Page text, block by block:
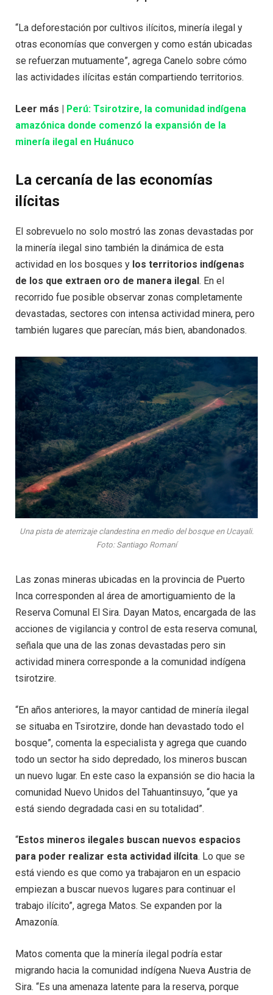
“La deforestación por cultivos ilícitos, minería ilegal y
otras economías que convergen y como están ubicadas
se refuerzan mutuamente”, agrega Canelo sobre cómo
las actividades ilícitas están compartiendo territorios.
Leer más | Perú: Tsirotzire, la comunidad indígena
amazónica donde comenzó la expansión de la
minería ilegal en Huánuco
La cercanía de las economías
ilícitas
El sobrevuelo no solo mostró las zonas devastadas por
la minería ilegal sino también la dinámica de esta
actividad en los bosques y los territorios indígenas
de los que extraen oro de manera ilegal. En el
recorrido fue posible observar zonas completamente
devastadas, sectores con intensa actividad minera, pero
también lugares que parecían, más bien, abandonados.
Una pista de aterrizaje clandestina en medio del bosque en Ucayali.
Foto: Santiago Romaní
Las zonas mineras ubicadas en la provincia de Puerto
Inca corresponden al área de amortiguamiento de la
Reserva Comunal El Sira. Dayan Matos, encargada de las
acciones de vigilancia y control de esta reserva comunal,
señala que una de las zonas devastadas pero sin
actividad minera corresponde a la comunidad indígena
tsirotzire.
“En años anteriores, la mayor cantidad de minería ilegal
se situaba en Tsirotzire, donde han devastado todo el
bosque”, comenta la especialista y agrega que cuando
todo un sector ha sido depredado, los mineros buscan
un nuevo lugar. En este caso la expansión se dio hacia la
comunidad Nuevo Unidos del Tahuantinsuyo, “que ya
está siendo degradada casi en su totalidad”.
“Estos mineros ilegales buscan nuevos espacios
para poder realizar esta actividad ilícita. Lo que se
está viendo es que como ya trabajaron en un espacio
empiezan a buscar nuevos lugares para continuar el
trabajo ilícito”, agrega Matos. Se expanden por la
Amazonía.
Matos comenta que la minería ilegal podría estar
migrando hacia la comunidad indígena Nueva Austria de
Sira. “Es una amenaza latente para la reserva, porque